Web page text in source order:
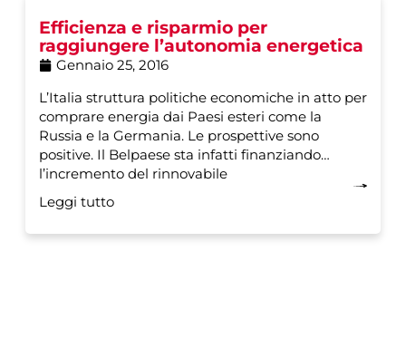
Efficienza e risparmio per
raggiungere l’autonomia energetica
Gennaio 25, 2016
L’Italia struttura politiche economiche in atto per
comprare energia dai Paesi esteri come la
Russia e la Germania. Le prospettive sono
positive. Il Belpaese sta infatti finanziando
l’incremento del rinnovabile
Leggi tutto